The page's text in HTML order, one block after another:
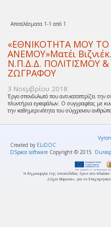
Αποτελέσματα 1-1 από 1
«ΕΘΝΙΚΟΤΗΤΑ ΜΟΥ
ΑΝΕΜΟΥ»Ματέι
Ν.Π.Δ.Δ. ΠΟΛΙΤΙΣΜΟΥ
ΖΩΓΡΑΦΟΥ
3 Νοεμβρίου 2018
Έργο σπονδυλωτό που αντικατοπτρίζει την
πλυντήρια εγκεφάλων. Ο συγγραφέας με
την καθημερινότητα του σύγχρονου
Created by ELiDOC
DSpace software Copyright © 2015
Η δημιουργία της Ιστοσελίδας έγινε στο
Δήμο Βύρωνα», για το